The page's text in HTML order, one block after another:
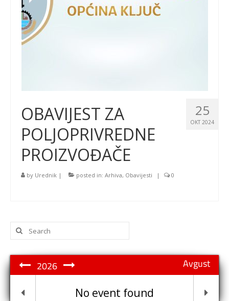
25
OKT 2024
OBAVIJEST ZA
POLJOPRIVREDNE
PROIZVOĐAČE
by Urednik | posted in: Arhiva, Obavijesti | 0
Search
for:
Avgust
2026
No event found